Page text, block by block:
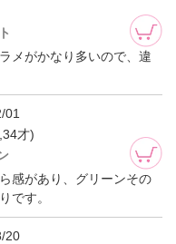
メがかなり多いので、違
01
才)
感があり、グリーンその
です。
20